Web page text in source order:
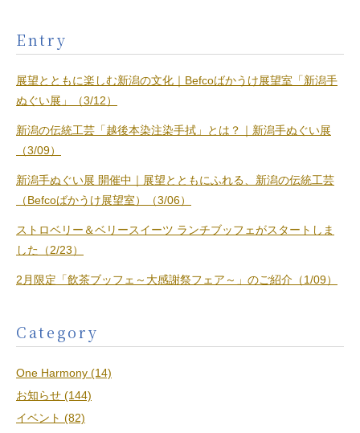
Entry
展望とともに楽しむ新潟の文化｜Befcoばかうけ展望室「新潟手
ぬぐい展」（3/12）
新潟の伝統工芸「越後本染注染手拭」とは？｜新潟手ぬぐい展
（3/09）
新潟手ぬぐい展 開催中｜展望とともにふれる、新潟の伝統工芸
（Befcoばかうけ展望室）（3/06）
ストロベリー＆ベリースイーツ ランチブッフェがスタートしま
した（2/23）
2月限定「飲茶ブッフェ～大感謝祭フェア～」のご紹介（1/09）
Category
One Harmony (14)
お知らせ (144)
イベント (82)